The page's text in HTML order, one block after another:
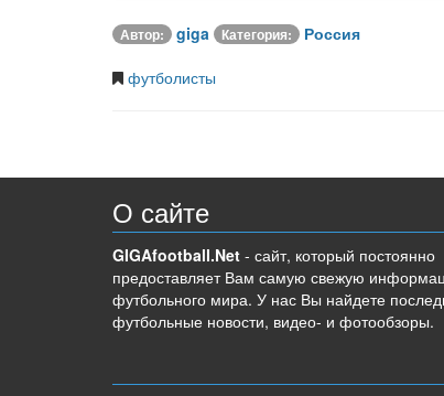
Автор: giga Категория:
Россия
футболисты
О сайте
GIGAfootball.Net - сайт, который постоянно
предоставляет Вам самую свежую
футбольного мира. У нас Вы найдете
футбольные новости, видео- и фотообзоры.